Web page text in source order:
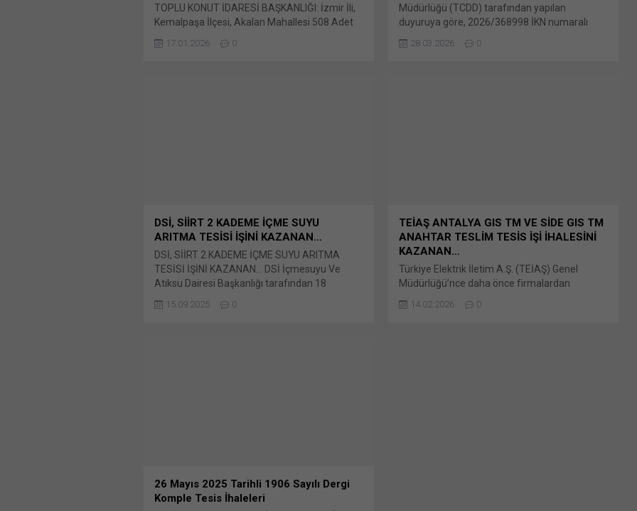
TOPLU KONUT İDARESİ BAŞKANLIĞI: İzmir İli,
Kemalpaşa İlçesi, Akalan Mahallesi 508 Adet
Adet 3 Dükkanlı Ticaret Merkezi Bunu paylaş:
17.01.2026 0
Müdürlüğü (TCDD) tarafından yapılan
duyuruya göre, 2026/368998 İKN numaralı
KM -km:120+000-186+351) Altyapı Yapım işi
28.03.2026 0
DSİ, SİİRT 2 KADEME İÇME SUYU
ARITMA TESİSİ İŞİNİ KAZANAN…
DSİ, SİİRT 2 KADEME İÇME SUYU ARITMA
TESİSİ İŞİNİ KAZANAN… DSİ İçmesuyu Ve
Atıksu Dairesi Başkanlığı tarafından 18
2025/680940 İKN Bunu paylaş: X'te paylaşmak
15.09.2025 0
TEİAŞ ANTALYA GIS TM VE SİDE GIS TM
ANAHTAR TESLİM TESİS İŞİ İHALESİNİ
KAZANAN…
Türkiye Elektrik İletim A.Ş. (TEİAŞ) Genel
Müdürlüğü’nce daha önce firmalardan
dosya konusu Elektrik İletim Sisteminin
14.02.2026 0
26 Mayıs 2025 Tarihli 1906 Sayılı Dergi
Komple Tesis İhaleleri